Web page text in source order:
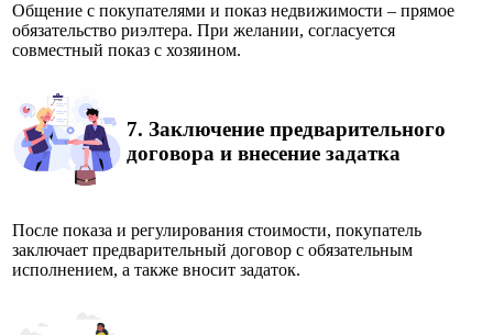
Общение с покупателями и показ недвижимости – прямое
обязательство риэлтера. При желании, согласуется
совместный показ с хозяином.
7. Заключение предварительного
договора и внесение задатка
После показа и регулирования стоимости, покупатель
заключает предварительный договор с обязательным
исполнением, а также вносит задаток.